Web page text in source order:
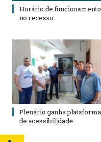
Horário de funcionamento
no recesso
Plenário ganha plataforma
de acessibilidade